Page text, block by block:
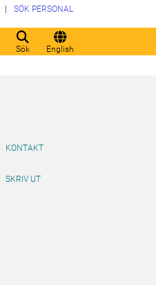
Sök English
SÖK PERSONAL
KONTAKT
SKRIV UT